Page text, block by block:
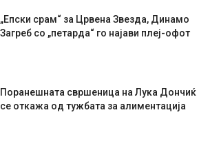
„Епски срам“ за Црвена Звезда, Динамо
Загреб со „петарда“ го најави плеј-офот
Поранешната свршеница на Лука Дончиќ
се откажа од тужбата за алиментација